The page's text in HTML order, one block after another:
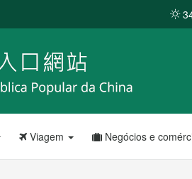
Viagem Negócios e